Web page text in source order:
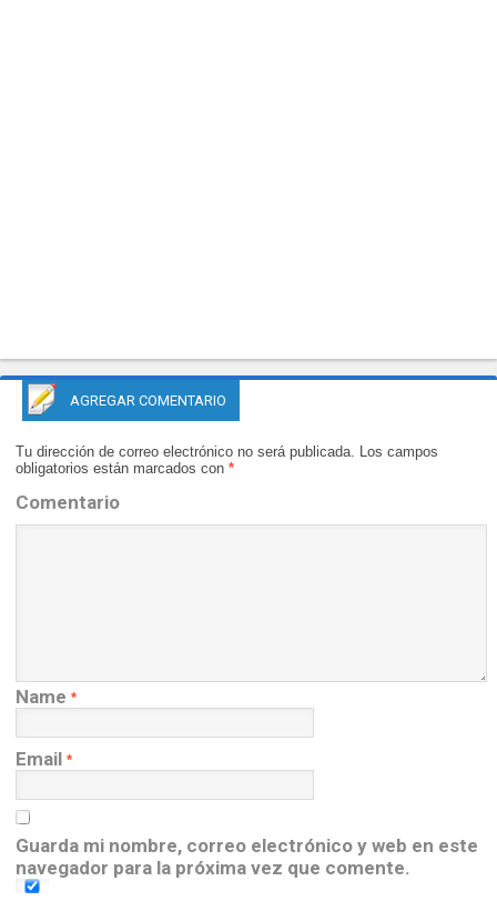
AGREGAR COMENTARIO
Tu dirección de correo electrónico no será publicada.
Los campos
obligatorios están marcados con *
Comentario
Name *
Email *
Guarda mi nombre, correo electrónico y web en este
navegador para la próxima vez que comente.